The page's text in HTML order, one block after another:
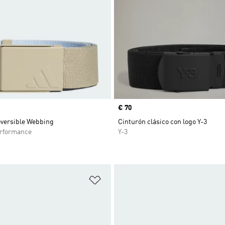
Webbing
Precio
€ 70
Cinturón clásico con logo Y-3
Y-3